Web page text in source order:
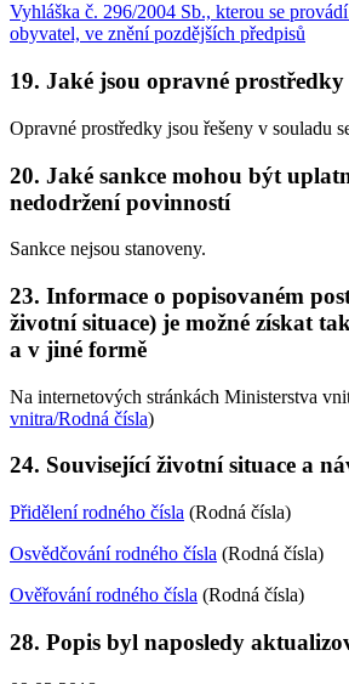
Vyhláška č. 296/2004 Sb., kterou se
obyvatel, ve znění pozdějších předpisů
19. Jaké jsou opravné
Opravné prostředky jsou řešeny v souladu
20. Jaké sankce mohou být
nedodržení povinností
Sankce nejsou stanoveny.
23. Informace o popisovaném
životní situace) je možné získat
a v jiné formě
Na internetových stránkách Ministerstva
vnitra/Rodná čísla)
24. Související životní situace a
Přidělení rodného čísla (Rodná čísla)
Osvědčování rodného čísla (Rodná čísla)
Ověřování rodného čísla (Rodná čísla)
28. Popis byl naposledy